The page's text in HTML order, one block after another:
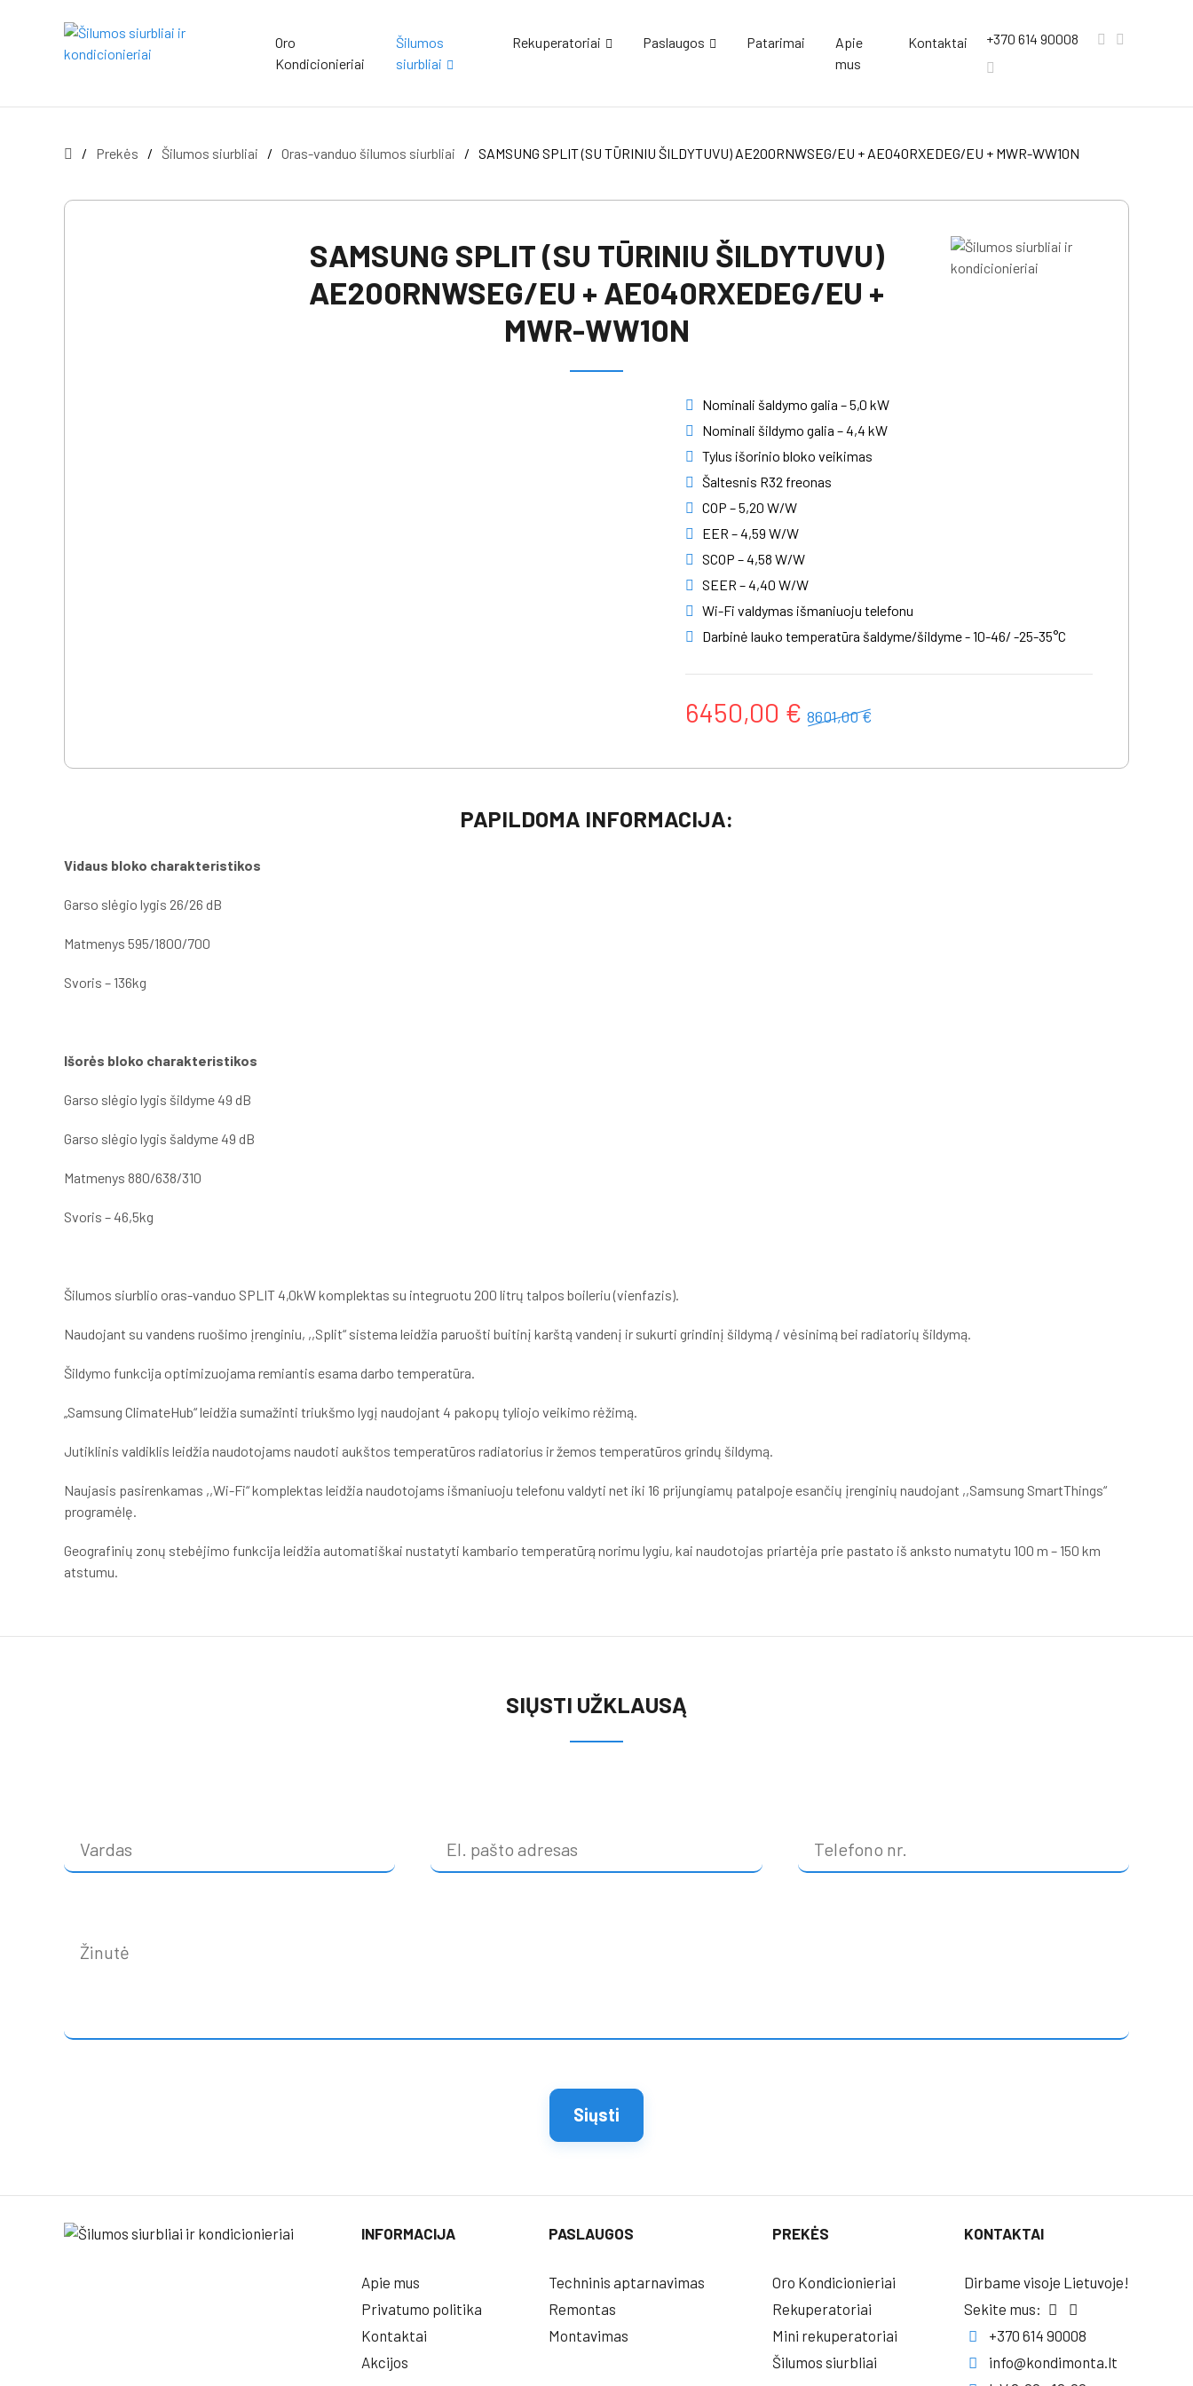
Oro
Kondicionieriai
Šilumos
siurbliai
Rekuperatoriai Paslaugos Patarimai
Apie
mus
Kontaktai +370 614 90008
/ Prekės / Šilumos siurbliai / Oras-vanduo šilumos siurbliai / SAMSUNG SPLIT (SU TŪRINIU ŠILDYTUVU) AE200RNWSEG/EU + AE040RXEDEG/EU + MWR-WW10N
SAMSUNG SPLIT (SU TŪRINIU ŠILDYTUVU)
AE200RNWSEG/EU + AE040RXEDEG/EU +
MWR-WW10N
Nominali šaldymo galia – 5,0 kW
Nominali šildymo galia – 4,4 kW
Tylus išorinio bloko veikimas
Šaltesnis R32 freonas
COP – 5,20 W/W
EER – 4,59 W/W
SCOP – 4,58 W/W
SEER – 4,40 W/W
Wi-Fi valdymas išmaniuoju telefonu
Darbinė lauko temperatūra šaldyme/šildyme - 10-46/ -25-35°C
6450,00 € 8601,00 €
PAPILDOMA INFORMACIJA:
Vidaus bloko charakteristikos
Garso slėgio lygis 26/26 dB
Matmenys 595/1800/700
Svoris – 136kg
Išorės bloko charakteristikos
Garso slėgio lygis šildyme 49 dB
Garso slėgio lygis šaldyme 49 dB
Matmenys 880/638/310
Svoris – 46,5kg
Šilumos siurblio oras-vanduo SPLIT 4,0kW komplektas su integruotu 200 litrų talpos boileriu (vienfazis).
Naudojant su vandens ruošimo įrenginiu, ,,Split“ sistema leidžia paruošti buitinį karštą vandenį ir sukurti grindinį šildymą / vėsinimą bei radiatorių šildymą.
Šildymo funkcija optimizuojama remiantis esama darbo temperatūra.
„Samsung ClimateHub“ leidžia sumažinti triukšmo lygį naudojant 4 pakopų tyliojo veikimo rėžimą.
Jutiklinis valdiklis leidžia naudotojams naudoti aukštos temperatūros radiatorius ir žemos temperatūros grindų šildymą.
Naujasis pasirenkamas ,,Wi-Fi“ komplektas leidžia naudotojams išmaniuoju telefonu valdyti net iki 16 prijungiamų patalpoje esančių įrenginių naudojant ,,Samsung SmartThings“
programėlę.
Geografinių zonų stebėjimo funkcija leidžia automatiškai nustatyti kambario temperatūrą norimu lygiu, kai naudotojas priartėja prie pastato iš anksto numatytu 100 m – 150 km
atstumu.
SIŲSTI UŽKLAUSĄ
INFORMACIJA
Apie mus
Privatumo politika
Kontaktai
Akcijos
PASLAUGOS
Techninis aptarnavimas
Remontas
Montavimas
PREKĖS
Oro Kondicionieriai
Rekuperatoriai
Mini rekuperatoriai
Šilumos siurbliai
KONTAKTAI
Dirbame visoje Lietuvoje!
Sekite mus:
+370 614 90008
info@kondimonta.lt